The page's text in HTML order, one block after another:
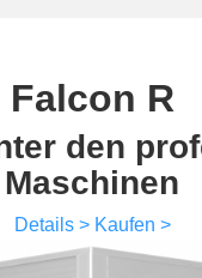
Falcon R
den
Maschinen
Details > Kaufen >